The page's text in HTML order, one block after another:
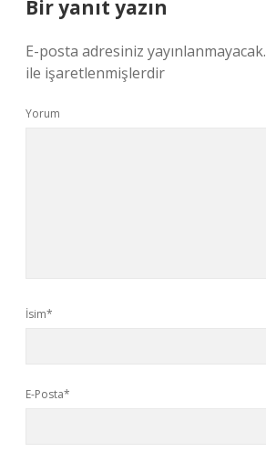
Bir yanıt yazın
E-posta adresiniz yayınlanmayacak.
ile işaretlenmişlerdir
Yorum
İsim*
E-Posta*